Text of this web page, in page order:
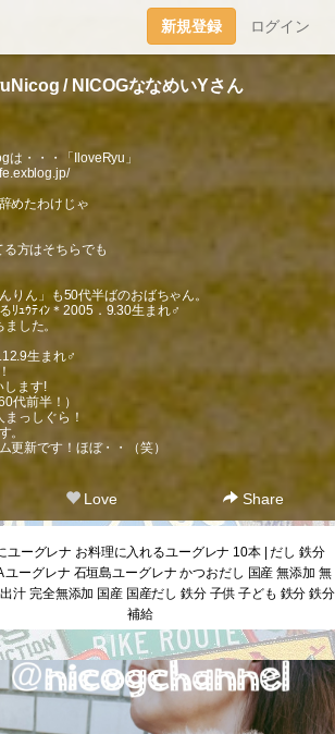
新規登録 ログイン
/ NICOGななめいYさん
は・・・「IloveRyu」
めたわけじゃ
る方はそちらでも
りん」も50代半ばのおばちゃん。
ﾘｭｳﾃｨﾝ＊2005．9.30生まれ♂
ました。
生まれ♂
します!
代前半！）
っしぐら！
。
更新です！ほぼ・・（笑）
Love Share
ユーグレナ お料理に入れるユーグレナ 10本 | だし 鉄分
ユーグレナ 石垣島ユーグレナ かつおだし 国産 無添加 無
汁 完全無添加 国産 国産だし 鉄分 子供 子ども 鉄分 鉄分
補給